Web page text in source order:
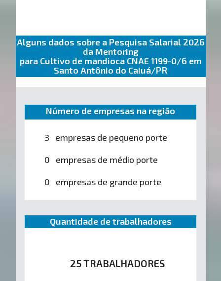
Alguns dados sobre a Pesquisa Salarial 2026
da Mentoring
para Cultivo de mandioca CNAE 1199-0/6 em
Santo Antônio do Caiuá/PR
Número de empresas na região
3 empresas de pequeno porte
0 empresas de médio porte
0 empresas de grande porte
Quantidade de trabalhadores
25 TRABALHADORES